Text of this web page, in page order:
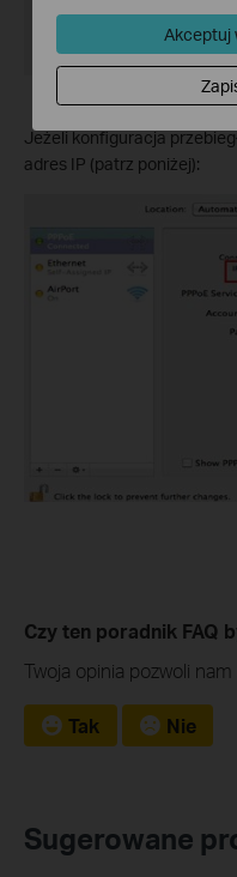
Jeżeli konfiguracja
adres IP (patrz poniżej):
Czy ten poradnik FAQ
Twoja opinia pozwoli
Tak Nie
Sugerowane
Akceptuj